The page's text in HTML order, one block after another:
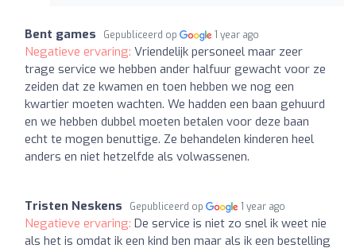
Bent games Gepubliceerd op 1 year ago
Negatieve ervaring: Vriendelijk personeel maar zeer
trage service we hebben ander halfuur gewacht voor ze
zeiden dat ze kwamen en toen hebben we nog een
kwartier moeten wachten. We hadden een baan gehuurd
en we hebben dubbel moeten betalen voor deze baan
echt te mogen benuttige. Ze behandelen kinderen heel
anders en niet hetzelfde als volwassenen.
Tristen Neskens Gepubliceerd op 1 year ago
Negatieve ervaring: De service is niet zo snel ik weet nie
als het is omdat ik een kind ben maar als ik een bestelling